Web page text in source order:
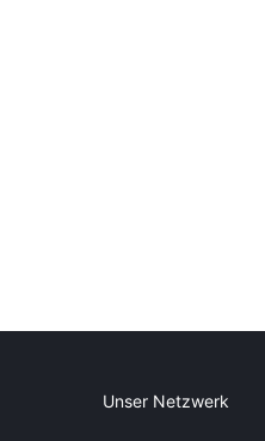
Unser Netzwerk